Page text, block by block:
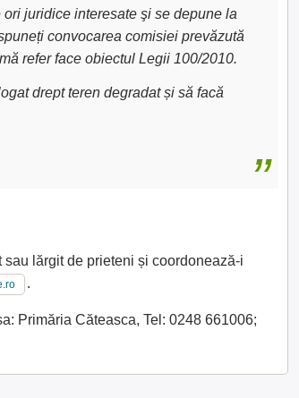
juridice interesate şi se depune la
convocarea comisiei prevăzută
refer face obiectul Legii 100/2010.
drept teren degradat și să facă
sau lărgit de prieteni și coordonează-i
.
Primăria Căteasca, Tel: 0248 661006;